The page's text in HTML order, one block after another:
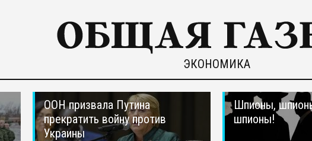
ЭКОНОМИКА
ООН призвала Путина
прекратить войну против
Украины
Шпионы,
шпионы!